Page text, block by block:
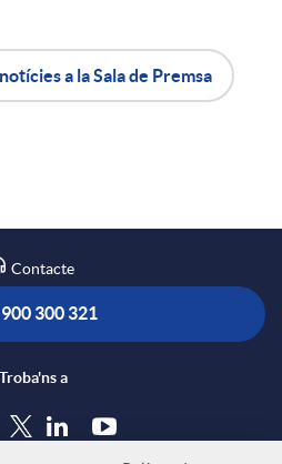
a la Sala de Premsa
Contacte
900 300 321
Troba'ns a